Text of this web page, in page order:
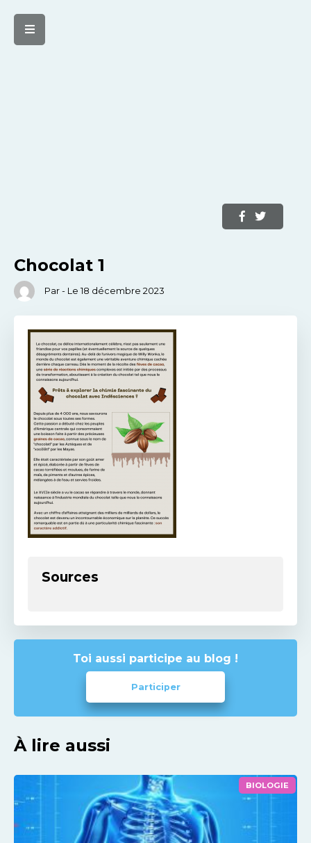
Chocolat 1
Par - Le 18 décembre 2023
Sources
Toi aussi participe au blog !
Participer
À lire aussi
BIOLOGIE